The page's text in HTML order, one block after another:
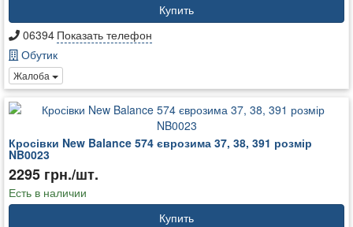
Купить
06394 Показать телефон
Обутик
Жалоба
Кросівки New Balance 574 єврозима 37, 38, 391 розмір
NB0023
2295 грн./шт.
Есть в наличии
Купить